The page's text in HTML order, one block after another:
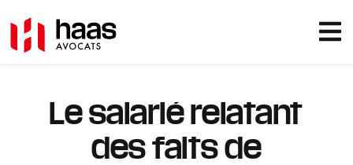
Le salarié relatant
des faits de